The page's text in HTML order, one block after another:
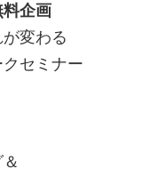
企画
変わる
セミナー